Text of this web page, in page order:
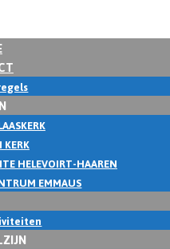
HELEVOIRT-HAAREN
EMMAUS